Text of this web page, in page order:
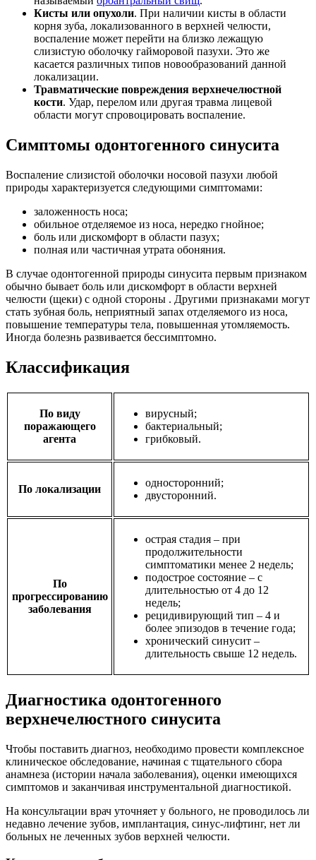
Кисты или опухоли. При наличии кисты в области
корня зуба, локализованного в верхней челюсти,
воспаление может перейти на близко лежащую
слизистую оболочку гайморовой пазухи. Это же
касается различных типов новообразований данной
локализации.
Травматические повреждения верхнечелюстной
кости. Удар, перелом или другая травма лицевой
области могут спровоцировать воспаление.
Симптомы одонтогенного синусита
Воспаление слизистой оболочки носовой пазухи любой
природы характеризуется следующими симптомами:
заложенность носа;
обильное отделяемое из носа, нередко гнойное;
боль или дискомфорт в области пазух;
полная или частичная утрата обоняния.
В случае одонтогенной природы синусита первым признаком
обычно бывает боль или дискомфорт в области верхней
челюсти (щеки) с одной стороны . Другими признаками могут
стать зубная боль, неприятный запах отделяемого из носа,
повышение температуры тела, повышенная утомляемость.
Иногда болезнь развивается бессимптомно.
Классификация
По виду
поражающего
агента
вирусный;
бактериальный;
грибковый.
По локализации
односторонний;
двусторонний.
По
прогрессированию
заболевания
острая стадия – при
продолжительности
симптоматики менее 2 недель;
подострое состояние – с
длительностью от 4 до 12
недель;
рецидивирующий тип – 4 и
более эпизодов в течение года;
хронический синусит –
длительность свыше 12 недель.
Диагностика одонтогенного
верхнечелюстного синусита
Чтобы поставить диагноз, необходимо провести комплексное
клиническое обследование, начиная с тщательного сбора
анамнеза (истории начала заболевания), оценки имеющихся
симптомов и заканчивая инструментальной диагностикой.
На консультации врач уточняет у больного, не проводилось ли
недавно лечение зубов, имплантация, синус-лифтинг, нет ли
больных не леченных зубов верхней челюсти.